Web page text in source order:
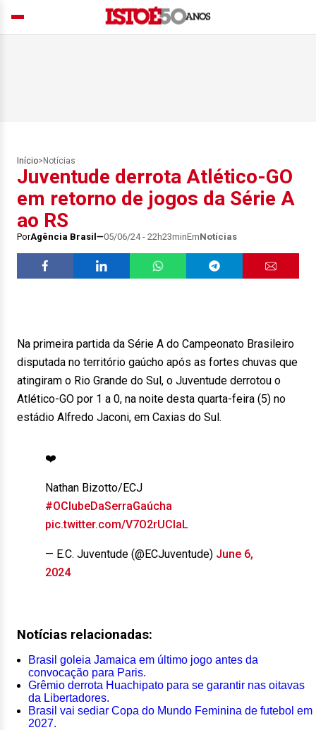
Início> Notícias
Juventude derrota Atlético-GO
em retorno de jogos da Série A
ao RS
PorAgência Brasil 05/06/24 - 22h23minEmNotícias
Na primeira partida da Série A do Campeonato Brasileiro
disputada no território gaúcho após as fortes chuvas que
atingiram o Rio Grande do Sul, o Juventude derrotou o
Atlético-GO por 1 a 0, na noite desta quarta-feira (5) no
estádio Alfredo Jaconi, em Caxias do Sul.
❤️
Nathan Bizotto/ECJ
#OClubeDaSerraGaúcha
pic.twitter.com/V7O2rUCIaL
— E.C. Juventude (@ECJuventude) June 6,
2024
Notícias relacionadas:
Brasil goleia Jamaica em último jogo antes da
convocação para Paris.
Grêmio derrota Huachipato para se garantir nas oitavas
da Libertadores.
Brasil vai sediar Copa do Mundo Feminina de futebol em
2027.